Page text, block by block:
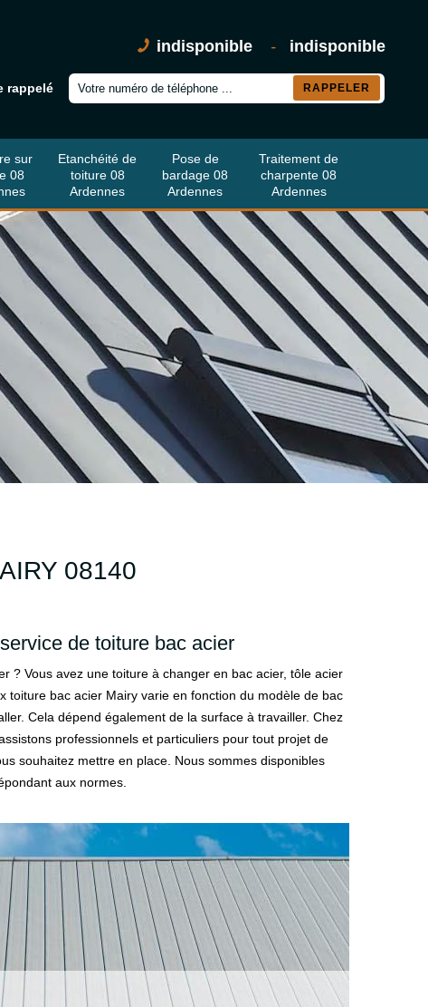
indisponible - indisponible
rappelé
sur
08
Etanchéité de
toiture 08
Ardennes
Pose de
bardage 08
Ardennes
Traitement de
charpente 08
Ardennes
08140
de toiture bac acier
? Vous avez une toiture à changer en bac acier, tôle acier
toiture bac acier Mairy varie en fonction du modèle de bac
Cela dépend également de la surface à travailler. Chez
professionnels et particuliers pour tout projet de
souhaitez mettre en place. Nous sommes disponibles
aux normes.